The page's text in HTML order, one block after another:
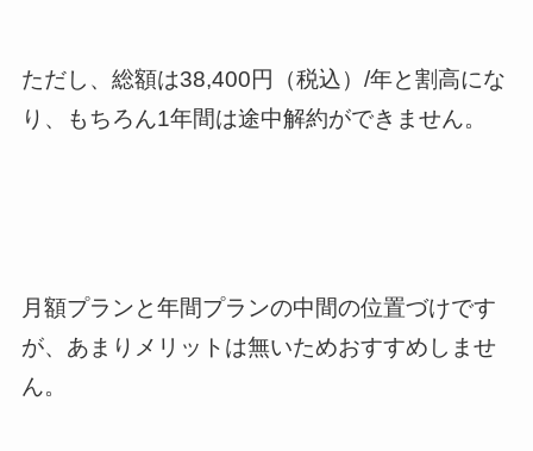
ただし、総額は38,400円（税込）/年と割高にな
り、もちろん1年間は途中解約ができません。
月額プランと年間プランの中間の位置づけです
が、あまりメリットは無いためおすすめしませ
ん。